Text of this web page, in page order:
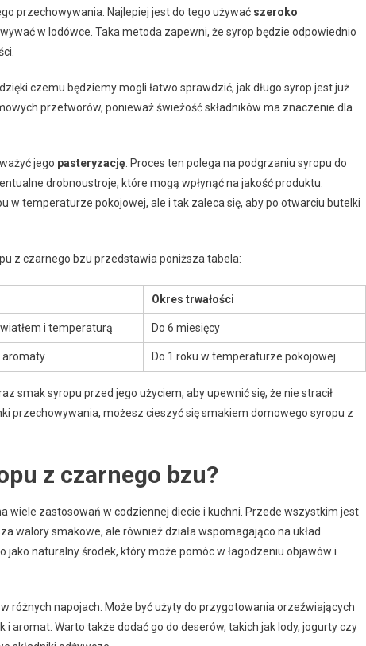
przechowywania. Najlepiej jest do tego używać szeroko
w lodówce. Taka metoda zapewni, że syrop będzie odpowiednio
czemu będziemy mogli łatwo sprawdzić, jak długo syrop jest już
przetworów, ponieważ świeżość składników ma znaczenie dla
jego pasteryzację. Proces ten polega na podgrzaniu syropu do
drobnoustroje, które mogą wpłynąć na jakość produktu.
w temperaturze pokojowej, ale i tak zaleca się, aby po otwarciu butelki
z czarnego bzu przedstawia poniższa tabela:
Okres trwałości
i temperaturą Do 6 miesięcy
aromaty Do 1 roku w temperaturze pokojowej
smak syropu przed jego użyciem, aby upewnić się, że nie stracił
przechowywania, możesz cieszyć się smakiem domowego syropu z
z czarnego bzu?
wiele zastosowań w codziennej diecie i kuchni. Przede wszystkim jest
walory smakowe, ale również działa wspomagająco na układ
naturalny środek, który może pomóc w łagodzeniu objawów i
różnych napojach. Może być użyty do przygotowania orzeźwiających
aromat. Warto także dodać go do deserów, takich jak lody, jogurty czy